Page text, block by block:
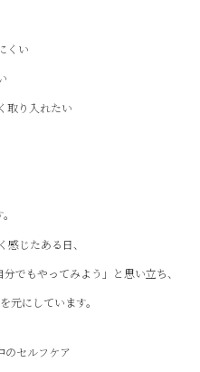
くい
取り入れたい
じたある日、
でもやってみよう」と思い立ち、
元にしています。
のセルフケア